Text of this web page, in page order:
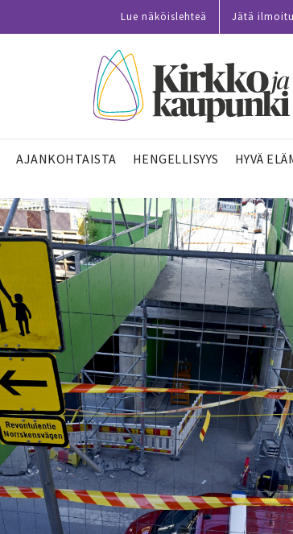
Lue näköislehteä Jätä
AJANKOHTAISTA HENGELLISYYS HYVÄ